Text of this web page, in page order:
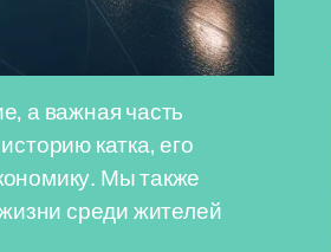
а важная часть
катка, его
Мы также
среди жителей